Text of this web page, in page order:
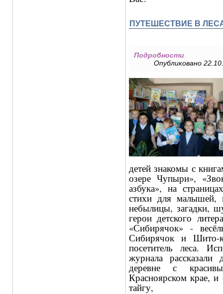
ПУТЕШЕСТВИЕ В
Подробности
Опубликовано
детей знакомы с
озере Чупыри»,
азбука», на
стихи для малышей,
небылицы, загадки,
герои детского
«Сибирячок» -
Сибирячок и Шито-
посетитель леса.
журнала
деревне с
Красноярском крае,
тайгу,